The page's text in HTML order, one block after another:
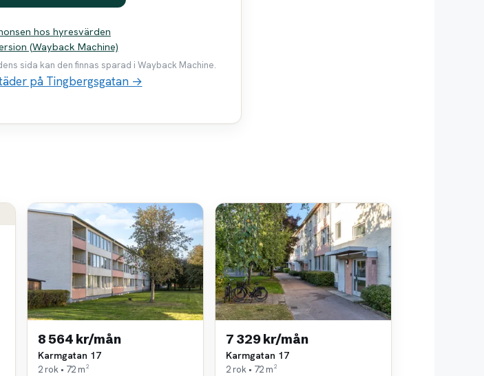
hos hyresvärden
(Wayback Machine)
sida kan den finnas sparad i Wayback Machine.
på Tingbergsgatan →
8 564 kr/mån
Karmgatan 17
2 rok • 72 m²
7 329 kr/mån
Karmgatan 17
2 rok • 72 m²